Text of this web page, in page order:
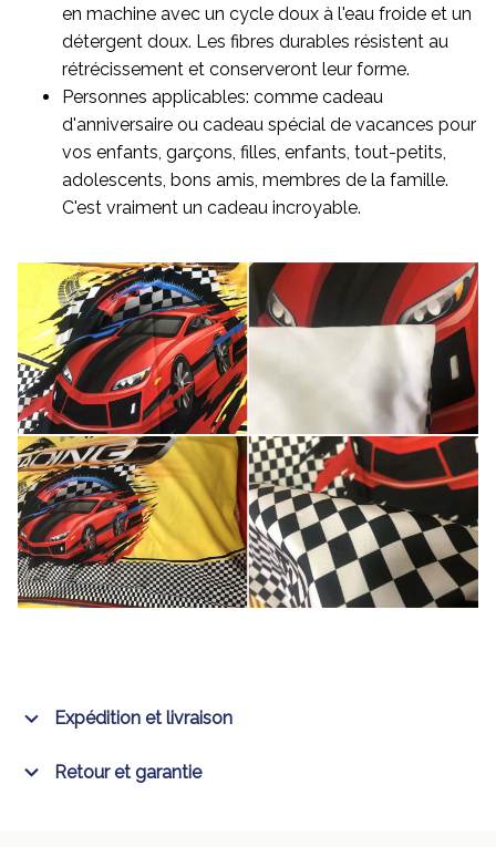
en machine avec un cycle doux à l'eau froide et un
détergent doux. Les fibres durables résistent au
rétrécissement et conserveront leur forme.
Personnes applicables: comme cadeau
d'anniversaire ou cadeau spécial de vacances pour
vos enfants, garçons, filles, enfants, tout-petits,
adolescents, bons amis, membres de la famille.
C'est vraiment un cadeau incroyable.
Expédition et livraison
Retour et garantie